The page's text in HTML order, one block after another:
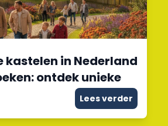
kastelen in Nederland
ontdek unieke
Lees verder